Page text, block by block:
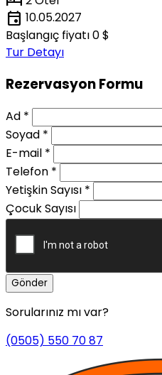
event 10.05.2027
Başlangıç fiyatı0 $
Tur Detayı
Rezervasyon Formu
Ad *
Soyad *
E-mail *
Telefon *
Yetişkin Sayısı *
Çocuk Sayısı
Gönder
Sorularınız mı var?
(0505) 550 70 87